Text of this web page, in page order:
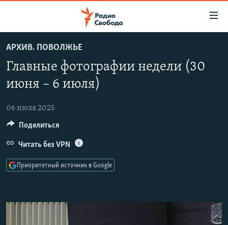
упрощенного
доступа
содержанию
Вернутся
навигации
поиску
ПОДКАСТЫ
АВТОРСКИЕ ПРОЕКТЫ
ЦИТАТЫ СВОБОДЫ
МНЕНИЯ
КУЛЬТУРА
IDEL.РЕАЛИИ
СЕВЕР.РЕАЛИИ
СИБИРЬ.РЕАЛИИ
АРХИВ. ПОВОЛЖЬЕ
Главные фотографии недели (30
июня – 6 июля)
06 июля 2025
Поделиться
Читать без VPN
Приоритетный источник в Google